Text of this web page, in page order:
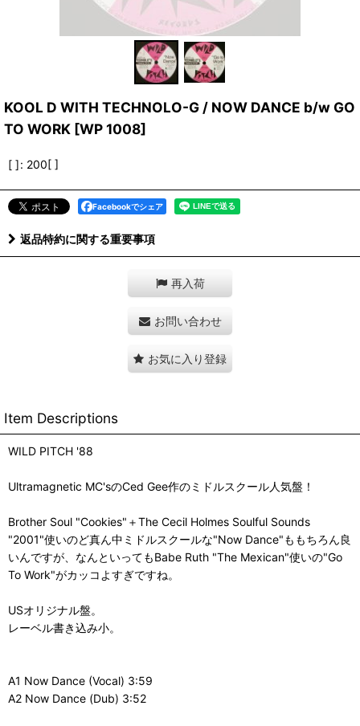
KOOL D WITH TECHNOLO-G / NOW DANCE b/w GO
TO WORK [WP 1008]
[ ]: 200[ ]
Facebookでシェア
返品特約に関する重要事項
再入荷
お問い合わせ
お気に入り登録
Item Descriptions
WILD PITCH '88
Ultramagnetic MC'sのCed Gee作のミドルスクール人気盤！
Brother Soul "Cookies"＋The Cecil Holmes Soulful Sounds
"2001"使いのど真ん中ミドルスクールな"Now Dance"ももちろん良
いんですが、なんといってもBabe Ruth "The Mexican"使いの"Go
To Work"がカッコよすぎですね。
USオリジナル盤。
レーベル書き込み小。
A1 Now Dance (Vocal) 3:59
A2 Now Dance (Dub) 3:52